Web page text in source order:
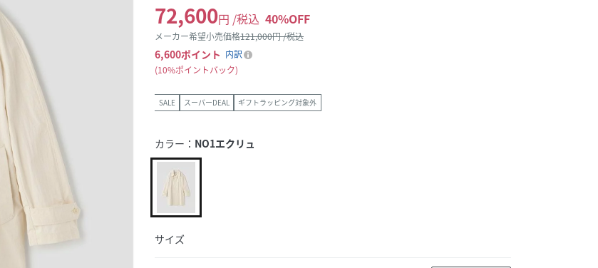
72,600円 /税込 40%OFF
メーカー希望小売価格121,000円 /税込
6,600ポイント 内訳
10%ポイントバック
SALE スーパーDEAL ギフトラッピング対象外
カラー： NO1エクリュ
サイズ